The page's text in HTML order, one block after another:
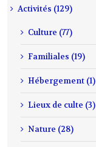
Activités (129)
Culture (77)
Familiales (19)
Hébergement (1)
Lieux de culte (3)
Nature (28)